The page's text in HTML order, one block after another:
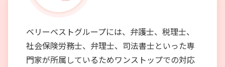
ベリーベストグループには、弁護士、税理士、
社会保険労務士、弁理士、司法書士といった専
門家が所属しているためワンストップでの対応